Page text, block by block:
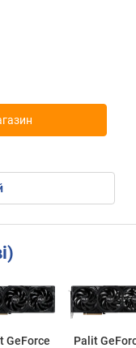
GeForce
Palit